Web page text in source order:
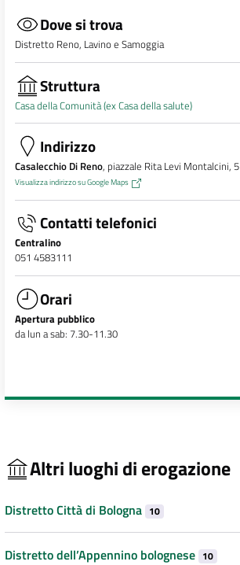
Dove si trova
Distretto Reno, Lavino e Samoggia
Struttura
Casa della Comunità (ex Casa della salute)
Indirizzo
Casalecchio Di Reno, piazzale Rita Levi Montalcini, 5
Visualizza indirizzo su Google Maps
Contatti telefonici
Centralino
051 4583111
Orari
Apertura pubblico
da lun a sab: 7.30-11.30
Altri luoghi di erogazione
Distretto Città di Bologna 10
Distretto dell’Appennino bolognese 10